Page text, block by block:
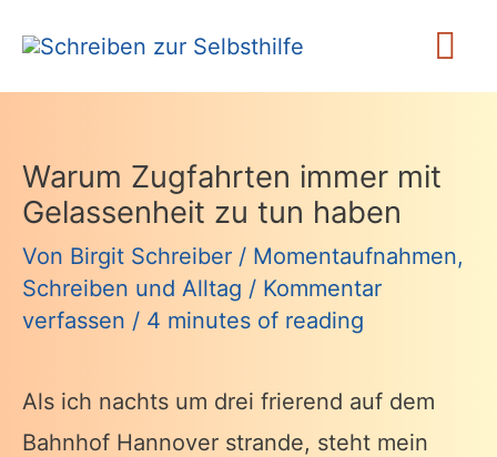
Inhalt
springen
Warum Zugfahrten immer mit
Gelassenheit zu tun haben
Von Birgit Schreiber / Momentaufnahmen,
Schreiben und Alltag / Kommentar
verfassen / 4 minutes of reading
Als ich nachts um drei frierend auf dem
Bahnhof Hannover strande, steht mein